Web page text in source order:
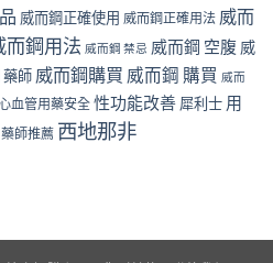
威而鋼正確使用 威而鋼正確用法 威而
而鋼用法 威而鋼 禁忌 威而鋼 空腹 威
藥師 威而鋼購買 威而鋼 購買 威而
血管用藥安全 性功能改善 犀利士 用
藥師推薦 西地那非